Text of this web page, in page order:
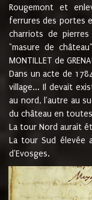
Rougemont et
ferrures des portes
charriots de
"masure de
MONTILLET de
Dans un acte de
village... Il devait
au nord, l'autre au
du château en
La tour Nord aurait
La tour Sud élevée
d'Evosges.